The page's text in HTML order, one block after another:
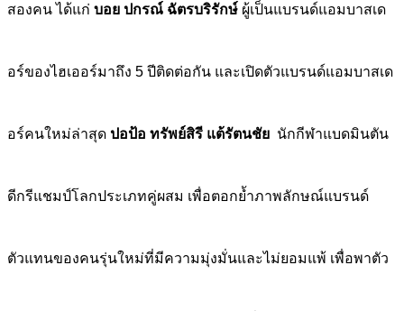
สองคน ได้แก่ บอย ปกรณ์ ฉัตรบริรักษ์ ผู้เป็นแบรนด์แอมบาสเด
อร์ของไฮเออร์มาถึง 5 ปีติดต่อกัน และเปิดตัวแบรนด์แอมบาสเด
อร์คนใหม่ล่าสุด ปอป้อ ทรัพย์สิรี แต้รัตนชัย นักกีฬาแบดมินตัน
ดีกรีแชมป์โลกประเภทคู่ผสม เพื่อตอกย้ำภาพลักษณ์แบรนด์
ตัวแทนของคนรุ่นใหม่ที่มีความมุ่งมั่นและไม่ยอมแพ้ เพื่อพาตัว